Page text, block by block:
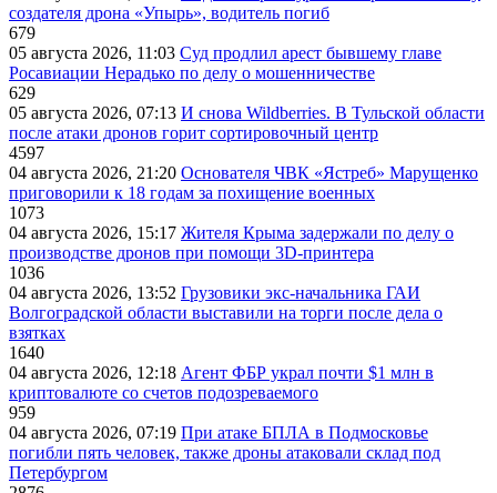
создателя дрона «Упырь», водитель погиб
679
05 августа 2026, 11:03 Суд продлил арест бывшему главе
Росавиации Нерадько по делу о мошенничестве
629
05 августа 2026, 07:13 И снова Wildberries. В Тульской области
после атаки дронов горит сортировочный центр
4597
04 августа 2026, 21:20 Основателя ЧВК «Ястреб» Марущенко
приговорили к 18 годам за похищение военных
1073
04 августа 2026, 15:17 Жителя Крыма задержали по делу о
производстве дронов при помощи 3D‑принтера
1036
04 августа 2026, 13:52 Грузовики экс-начальника ГАИ
Волгоградской области выставили на торги после дела о
взятках
1640
04 августа 2026, 12:18 Агент ФБР украл почти $1 млн в
криптовалюте со счетов подозреваемого
959
04 августа 2026, 07:19 При атаке БПЛА в Подмосковье
погибли пять человек, также дроны атаковали склад под
Петербургом